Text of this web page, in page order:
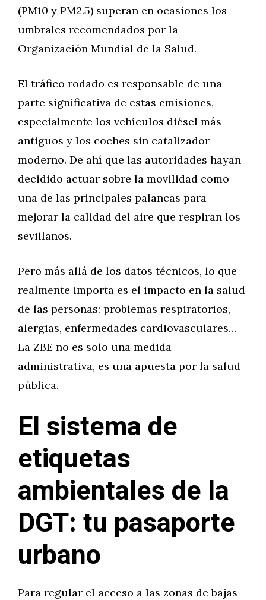
(PM10 y PM2.5) superan en ocasiones los
umbrales recomendados por la
Organización Mundial de la Salud.
El tráfico rodado es responsable de una
parte significativa de estas emisiones,
especialmente los vehículos diésel más
antiguos y los coches sin catalizador
moderno. De ahí que las autoridades hayan
decidido actuar sobre la movilidad como
una de las principales palancas para
mejorar la calidad del aire que respiran los
sevillanos.
Pero más allá de los datos técnicos, lo que
realmente importa es el impacto en la salud
de las personas: problemas respiratorios,
alergias, enfermedades cardiovasculares…
La ZBE no es solo una medida
administrativa, es una apuesta por la salud
pública.
El sistema de
etiquetas
ambientales de la
DGT: tu pasaporte
urbano
Para regular el acceso a las zonas de bajas